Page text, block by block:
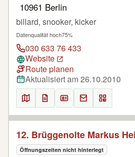
10961 Berlin
billard, snooker, kicker
Datenqualität hoch75%
030 633 76 433
Website
Route planen
Aktualisiert am 26.10.2010
12. Brüggenolte Markus
Öffnungszeiten nicht hinterlegt